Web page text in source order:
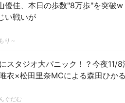
優佳、本日の歩数"8万歩"を突破
い戦いが
り～
スタジオ大パニック！？今夜11/
衣×松田里奈MCによる森田ひか
ぐだむ